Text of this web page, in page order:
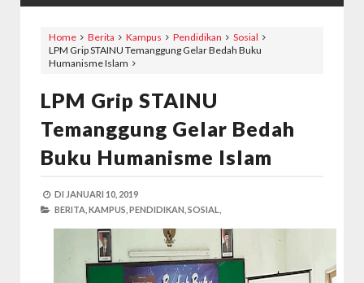
Home Berita Kampus Pendidikan
Sosial
LPM Grip STAINU Temanggung Gelar Bedah Buku
Humanisme Islam
LPM Grip STAINU
Temanggung Gelar Bedah
Buku Humanisme Islam
DI JANUARI 10, 2019
BERITA, KAMPUS, PENDIDIKAN, SOSIAL,